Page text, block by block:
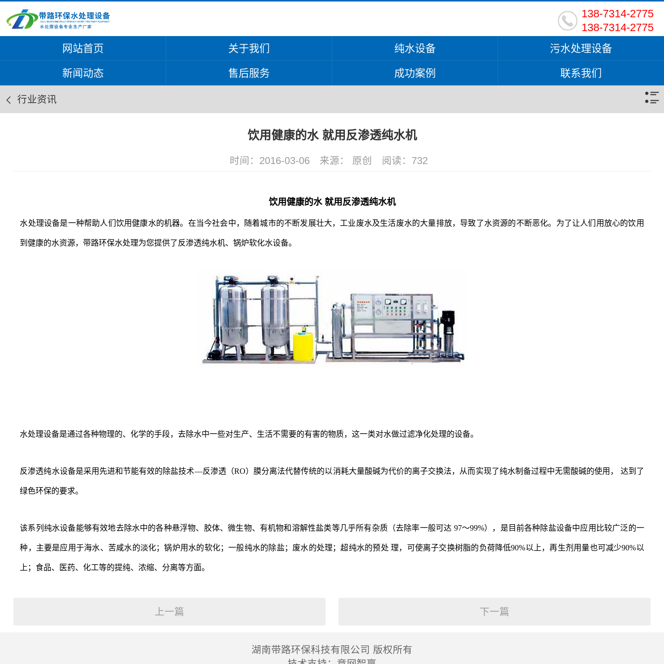
138-7314-2775
138-7314-2775
网站首页 关于我们 纯水设备 污水处理设备
新闻动态 售后服务 成功案例 联系我们
行业资讯
饮用健康的水 就用反渗透纯水机
时间：2016-03-06 来源： 原创 阅读： 732
饮用健康的水 就用反渗透纯水机
水处理设备是一种帮助人们饮用健康水的机器。在当今社会中，随着城市的不断发展壮大，工业废水及生活废水的大量排放，导致了水资源的不断恶化。为了让人们用放心的饮用
到健康的水资源，带路环保水处理为您提供了反渗透纯水机、锅炉软化水设备。
水处理设备是通过各种物理的、化学的手段，去除水中一些对生产、生活不需要的有害的物质，这一类对水做过滤净化处理的设备。
反渗透纯水设备是采用先进和节能有效的除盐技术—反渗透（RO）膜分离法代替传统的以消耗大量酸碱为代价的离子交换法，从而实现了纯水制备过程中无需酸碱的使用， 达到了
绿色环保的要求。
该系列 纯水设备能够有效地去除水中的各种悬浮物、胶体、微生物、有机物和溶解性盐类等几乎所有杂质（去除率一般可达 97～99%），是目前各种除盐设备中应用比较广泛的一
种，主要是应用于海水、苦咸水的淡化；锅炉用水的软化；一般纯水的除盐；废水的处理；超纯水的预处 理，可使离子交换树脂的负荷降低90%以上，再生剂用量也可减少90%以
上；食品、医药、化工等的提纯、浓缩、分离等方面。
上一篇 下一篇
湖南带路环保科技有限公司 版权所有